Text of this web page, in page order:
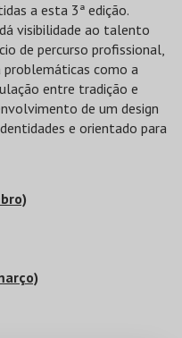
a esta 3ª edição.
visibilidade ao talento
de percurso profissional,
como a
entre tradição e
de um design
e orientado para